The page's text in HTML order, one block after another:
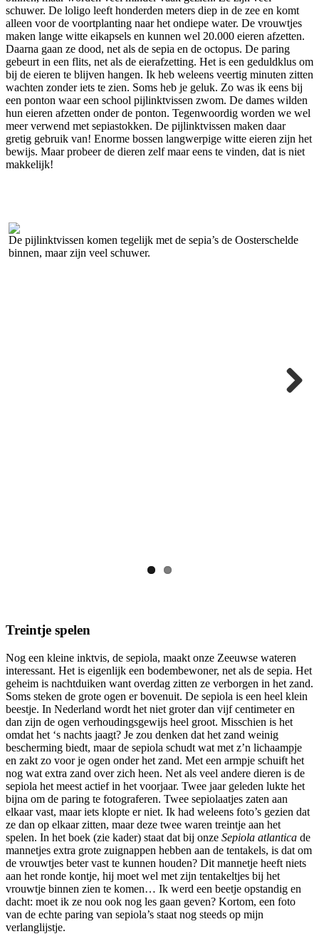
schuwer. De loligo leeft honderden meters diep in de zee en komt
alleen voor de voortplanting naar het ondiepe water. De vrouwtjes
maken lange witte eikapsels en kunnen wel 20.000 eieren afzetten.
Daarna gaan ze dood, net als de sepia en de octopus. De paring
gebeurt in een flits, net als de eierafzetting. Het is een geduldklus om
bij de eieren te blijven hangen. Ik heb weleens veertig minuten zitten
wachten zonder iets te zien. Soms heb je geluk. Zo was ik eens bij
een ponton waar een school pijlinktvissen zwom. De dames wilden
hun eieren afzetten onder de ponton. Tegenwoordig worden we wel
meer verwend met sepiastokken. De pijlinktvissen maken daar
gretig gebruik van! Enorme bossen langwerpige witte eieren zijn het
bewijs. Maar probeer de dieren zelf maar eens te vinden, dat is niet
makkelijk!
De pijlinktvissen komen tegelijk met de sepia’s de Oosterschelde
binnen, maar zijn veel schuwer.
Treintje spelen
Nog een kleine inktvis, de sepiola, maakt onze Zeeuwse wateren
interessant. Het is eigenlijk een bodembewoner, net als de sepia. Het
geheim is nachtduiken want overdag zitten ze verborgen in het zand.
Soms steken de grote ogen er bovenuit. De sepiola is een heel klein
beestje. In Nederland wordt het niet groter dan vijf centimeter en
dan zijn de ogen verhoudingsgewijs heel groot. Misschien is het
omdat het ‘s nachts jaagt? Je zou denken dat het zand weinig
bescherming biedt, maar de sepiola schudt wat met z’n lichaampje
en zakt zo voor je ogen onder het zand. Met een armpje schuift het
nog wat extra zand over zich heen. Net als veel andere dieren is de
sepiola het meest actief in het voorjaar. Twee jaar geleden lukte het
bijna om de paring te fotograferen. Twee sepiolaatjes zaten aan
elkaar vast, maar iets klopte er niet. Ik had weleens foto’s gezien dat
ze dan op elkaar zitten, maar deze twee waren treintje aan het
spelen. In het boek (zie kader) staat dat bij onze Sepiola atlantica de
mannetjes extra grote zuignappen hebben aan de tentakels, is dat om
de vrouwtjes beter vast te kunnen houden? Dit mannetje heeft niets
aan het ronde kontje, hij moet wel met zijn tentakeltjes bij het
vrouwtje binnen zien te komen… Ik werd een beetje opstandig en
dacht: moet ik ze nou ook nog les gaan geven? Kortom, een foto
van de echte paring van sepiola’s staat nog steeds op mijn
verlanglijstje.